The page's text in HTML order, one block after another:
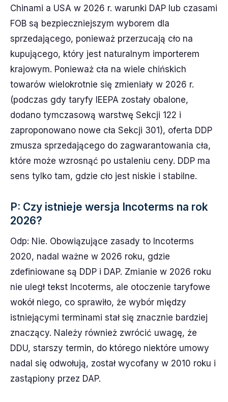
Chinami a USA w 2026 r. warunki DAP lub czasami
FOB są bezpieczniejszym wyborem dla
sprzedającego, ponieważ przerzucają cło na
kupującego, który jest naturalnym importerem
krajowym. Ponieważ cła na wiele chińskich
towarów wielokrotnie się zmieniały w 2026 r.
(podczas gdy taryfy IEEPA zostały obalone,
dodano tymczasową warstwę Sekcji 122 i
zaproponowano nowe cła Sekcji 301), oferta DDP
zmusza sprzedającego do zagwarantowania cła,
które może wzrosnąć po ustaleniu ceny. DDP ma
sens tylko tam, gdzie cło jest niskie i stabilne.
P: Czy istnieje wersja Incoterms na rok
2026?
Odp: Nie. Obowiązujące zasady to Incoterms
2020, nadal ważne w 2026 roku, gdzie
zdefiniowane są DDP i DAP. Zmianie w 2026 roku
nie uległ tekst Incoterms, ale otoczenie taryfowe
wokół niego, co sprawiło, że wybór między
istniejącymi terminami stał się znacznie bardziej
znaczący. Należy również zwrócić uwagę, że
DDU, starszy termin, do którego niektóre umowy
nadal się odwołują, został wycofany w 2010 roku i
zastąpiony przez DAP.